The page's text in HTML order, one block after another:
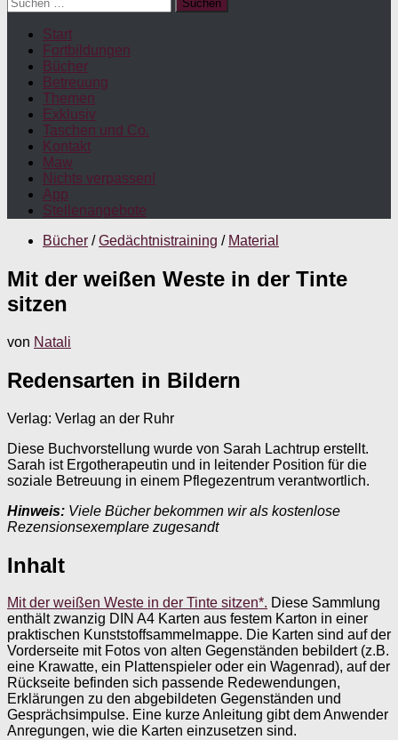
nach:
Start
Fortbildungen
Bücher
Betreuung
Themen
Exklusiv
Taschen und Co.
Kontakt
Maw
Nichts verpassen!
App
Stellenangebote
Bücher / Gedächtnistraining / Material
Mit der weißen Weste in der Tinte
sitzen
von Natali
Redensarten in Bildern
Verlag: Verlag an der Ruhr
Diese Buchvorstellung wurde von Sarah Lachtrup erstellt.
Sarah ist Ergotherapeutin und in leitender Position für die
soziale Betreuung in einem Pflegezentrum verantwortlich.
Hinweis: Viele Bücher bekommen wir als kostenlose
Rezensionsexemplare zugesandt
Inhalt
Mit der weißen Weste in der Tinte sitzen*. Diese Sammlung
enthält zwanzig DIN A4 Karten aus festem Karton in einer
praktischen Kunststoffsammelmappe. Die Karten sind auf der
Vorderseite mit Fotos von alten Gegenständen bebildert (z.B.
eine Krawatte, ein Plattenspieler oder ein Wagenrad), auf der
Rückseite befinden sich passende Redewendungen,
Erklärungen zu den abgebildeten Gegenständen und
Gesprächsimpulse. Eine kurze Anleitung gibt dem Anwender
Anregungen, wie die Karten einzusetzen sind.